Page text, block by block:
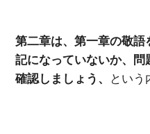
第二章は、第一章の敬
記になっていないか、
確認しましょう、
という